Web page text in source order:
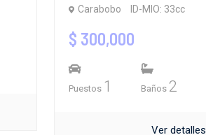
Carabobo ID-MIO: 33cc
$ 300,000
Puestos 1 Baños 2
Ver detalles